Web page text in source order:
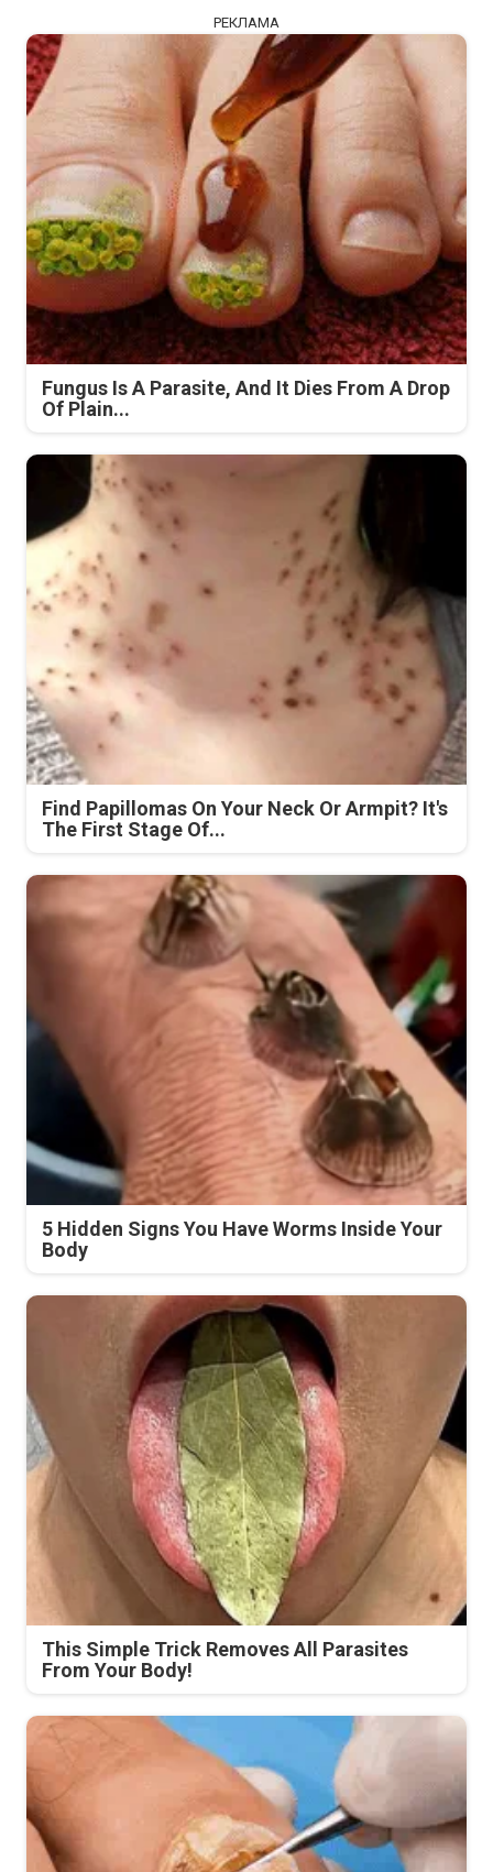
РЕКЛАМА
Fungus Is A Parasite, And It Dies From A Drop
Of Plain...
Find Papillomas On Your Neck Or Armpit? It's
The First Stage Of...
5 Hidden Signs You Have Worms Inside Your
Body
This Simple Trick Removes All Parasites
From Your Body!